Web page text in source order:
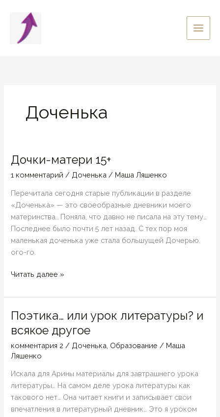
содержимому
Доченька
Дочки-матери 15+
1 комментарий / Доченька / Маша Ляшенко
Перечитала сегодня старые публикации в разделе
«Доченька» — это своеобразные дневники моего
материнства.. Поняла, что давно не писала на эту тему…
Последнее было почти 5 лет назад. С тех пор моя
маленькая доченька уже стала большущей Дочерью.
ого-го.
Дочки-
15+
Читать далее »
Поэтика… или урок литературы? и
всякое другое
комментария 2 / Доченька Образование / Маша
Ляшенко
Искала для Арины материалы для завтрашнего урока
литературы… На самом деле урока литературы как
такового нет… Она читает книги и записывает свои
впечатления в литературный дневник… Это я уроком